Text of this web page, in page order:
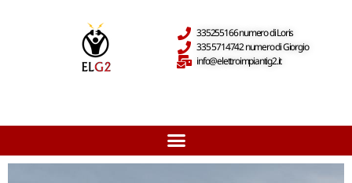
335255166 numero di Loris
335 5714742 numero di Giorgio
info@elettroimpiantig2.it